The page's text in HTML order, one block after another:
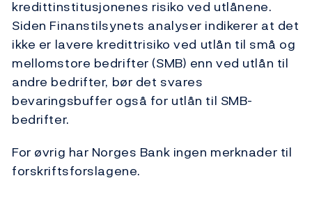
kredittinstitusjonenes risiko ved utlånene.
Siden Finanstilsynets analyser indikerer at det
ikke er lavere kredittrisiko ved utlån til små og
mellomstore bedrifter (SMB) enn ved utlån til
andre bedrifter, bør det svares
bevaringsbuffer også for utlån til SMB-
bedrifter.
For øvrig har Norges Bank ingen merknader til
forskriftsforslagene.